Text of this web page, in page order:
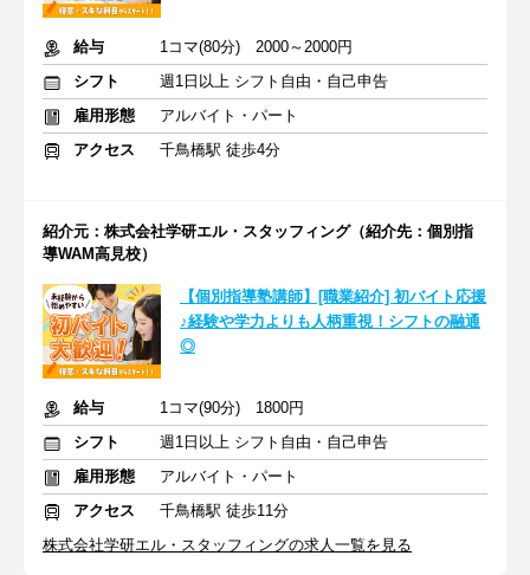
給与
1コマ(80分) 2000～2000円
シフト
週1日以上 シフト自由・自己申告
雇用形態
アルバイト・パート
アクセス
千鳥橋駅 徒歩4分
紹介元：株式会社学研エル・スタッフィング（紹介先：個別指
導WAM高見校）
【個別指導塾講師】[職業紹介] 初バイト応援
♪経験や学力よりも人柄重視！シフトの融通
◎
給与
1コマ(90分) 1800円
シフト
週1日以上 シフト自由・自己申告
雇用形態
アルバイト・パート
アクセス
千鳥橋駅 徒歩11分
株式会社学研エル・スタッフィングの求人一覧を見る